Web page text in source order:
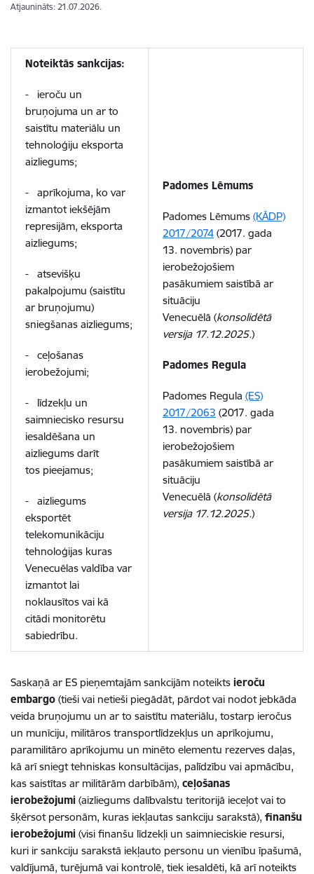
Atjaunināts: 21.07.2026.
Noteiktās sankcijas:
- ieroču un
bruņojuma un ar to
saistītu materiālu un
tehnoloģiju eksporta
aizliegums;
- aprīkojuma, ko var
izmantot iekšējām
represijām, eksporta
aizliegums;
- atsevišķu
pakalpojumu (saistītu
ar bruņojumu)
sniegšanas aizliegums;
- ceļošanas
ierobežojumi;
- līdzekļu un
saimniecisko resursu
iesaldēšana un
aizliegums darīt
tos pieejamus;
- aizliegums
eksportēt
telekomunikāciju
tehnoloģijas kuras
Venecuēlas valdība var
izmantot lai
noklausītos vai kā
citādi monitorētu
sabiedrību.
Padomes Lēmums
Padomes Lēmums (KĀDP)
2017/2074 (2017. gada
13. novembris) par
ierobežojošiem
pasākumiem saistībā ar
situāciju
Venecuēlā (konsolidētā
versija 17.12.2025.)
Padomes Regula
Padomes Regula (ES)
2017/2063 (2017. gada
13. novembris) par
ierobežojošiem
pasākumiem saistībā ar
situāciju
Venecuēlā (konsolidētā
versija 17.12.2025.)
Saskaņā ar ES pieņemtajām sankcijām noteikts ieroču
embargo (tieši vai netieši piegādāt, pārdot vai nodot jebkāda
veida bruņojumu un ar to saistītu materiālu, tostarp ieročus
un munīciju, militāros transportlīdzekļus un aprīkojumu,
paramilitāro aprīkojumu un minēto elementu rezerves daļas,
kā arī sniegt tehniskas konsultācijas, palīdzību vai apmācību,
kas saistītas ar militārām darbībām), ceļošanas
ierobežojumi (aizliegums dalībvalstu teritorijā ieceļot vai to
šķērsot personām, kuras iekļautas sankciju sarakstā), finanšu
ierobežojumi (visi finanšu līdzekļi un saimnieciskie resursi,
kuri ir sankciju sarakstā iekļauto personu un vienību īpašumā,
valdījumā, turējumā vai kontrolē, tiek iesaldēti, kā arī noteikts